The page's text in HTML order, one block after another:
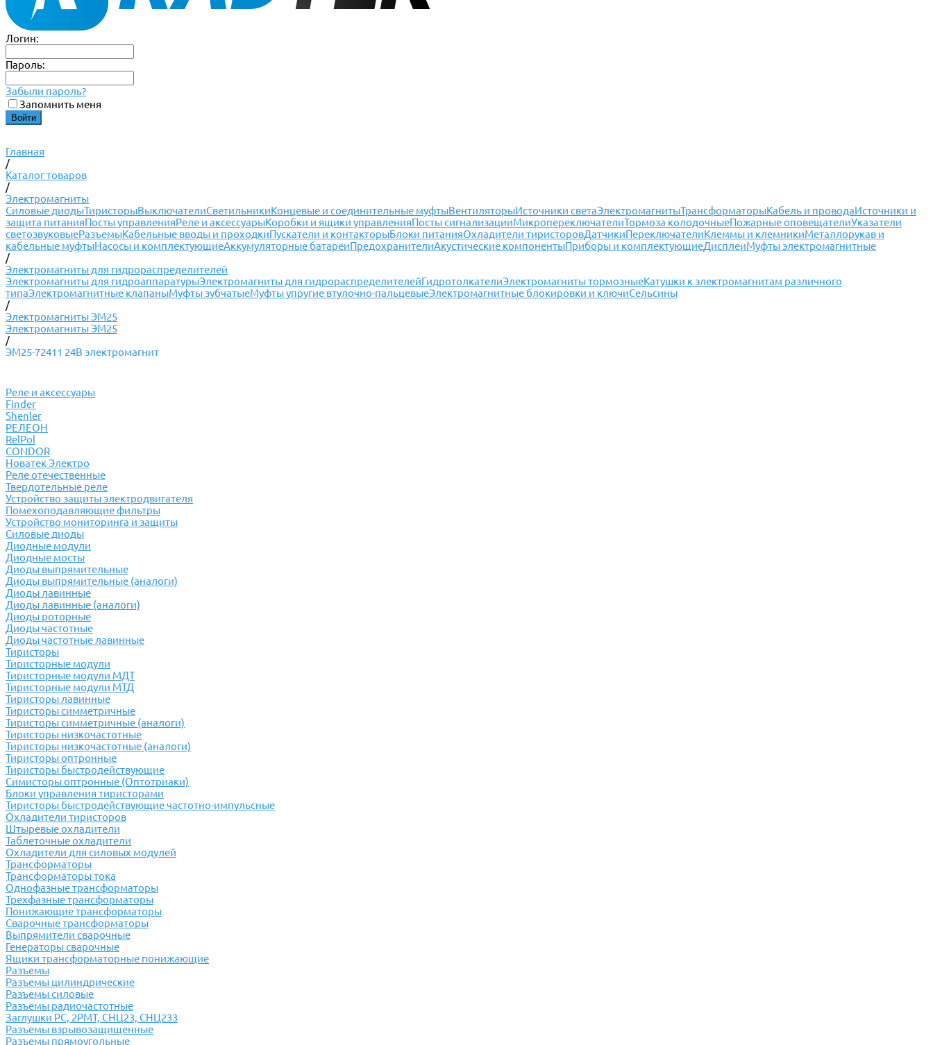
Логин:
Пароль:
Забыли пароль?
Запомнить меня
Главная
/
Каталог товаров
/
Электромагниты
Силовые диодыТиристорыВыключателиСветильникиКонцевые и соединительные муфтыВентиляторыИсточники светаЭлектромагнитыТрансформаторыКабель и проводаИсточники и
защита питанияПосты управленияРеле и аксессуарыКоробки и ящики управленияПосты сигнализацииМикропереключателиТормоза колодочныеПожарные оповещателиУказатели
светозвуковыеРазъемыКабельные вводы и проходкиПускатели и контакторыБлоки питанияОхладители тиристоровДатчикиПереключателиКлеммы и клемникиМеталлорукав и
кабельные муфтыНасосы и комплектующиеАккумуляторные батареиПредохранителиАкустические компонентыПриборы и комплектующиеДисплеиМуфты электромагнитные
/
Электромагниты для гидрораспределителей
Электромагниты для гидроаппаратурыЭлектромагниты для гидрораспределителейГидротолкателиЭлектромагниты тормозныеКатушки к электромагнитам различного
типаЭлектромагнитные клапаныМуфты зубчатыеМуфты упругие втулочно-пальцевыеЭлектромагнитные блокировки и ключиСельсины
/
Электромагниты ЭМ25
Электромагниты ЭМ25
/
ЭМ25-72411 24В электромагнит
Реле и аксессуары
Finder
Shenler
РЕЛЕОН
RelPol
CONDOR
Новатек Электро
Реле отечественные
Твердотельные реле
Устройство защиты электродвигателя
Помехоподавляющие фильтры
Устройство мониторинга и защиты
Силовые диоды
Диодные модули
Диодные мосты
Диоды выпрямительные
Диоды выпрямительные (аналоги)
Диоды лавинные
Диоды лавинные (аналоги)
Диоды роторные
Диоды частотные
Диоды частотные лавинные
Тиристоры
Тиристорные модули
Тиристорные модули МДТ
Тиристорные модули МТД
Тиристоры лавинные
Тиристоры симметричные
Тиристоры симметричные (аналоги)
Тиристоры низкочастотные
Тиристоры низкочастотные (аналоги)
Тиристоры оптронные
Тиристоры быстродействующие
Симисторы оптронные (Оптотриаки)
Блоки управления тиристорами
Тиристоры быстродействующие частотно-импульсные
Охладители тиристоров
Штыревые охладители
Таблеточные охладители
Охладители для силовых модулей
Трансформаторы
Трансформаторы тока
Однофазные трансформаторы
Трехфазные трансформаторы
Понижающие трансформаторы
Сварочные трансформаторы
Выпрямители сварочные
Генераторы сварочные
Ящики трансформаторные понижающие
Разъемы
Разъемы цилиндрические
Разъемы силовые
Разъемы радиочастотные
Заглушки РС, 2РМТ, СНЦ23, СНЦ233
Разъемы взрывозащищенные
Разъемы прямоугольные